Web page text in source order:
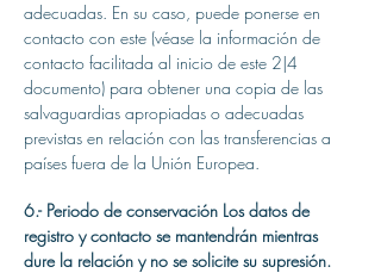
adecuadas. En su caso, puede ponerse en
contacto con este (véase la información de
contacto facilitada al inicio de este 2|4
documento) para obtener una copia de las
salvaguardias apropiadas o adecuadas
previstas en relación con las transferencias a
países fuera de la Unión Europea.
6.- Periodo de conservación Los datos de
registro y contacto se mantendrán mientras
dure la relación y no se solicite su supresión.